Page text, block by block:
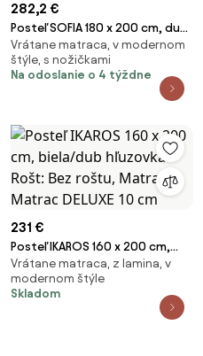
282,2 €
Posteľ SOFIA 180 x 200 cm, dub
hľuzovka Rošt: Bez roštu,
Matrac: Matrac DELUXE 10 cm
Vrátane matraca, v modernom
štýle, s nožičkami
Na odoslanie o 4 týždne
231 €
Posteľ IKAROS 160 x 200 cm,
biela/dub hľuzovka Rošt: Bez
roštu, Matrac: Matrac DELUXE
10 cm
Vrátane matraca, z lamina, v
modernom štýle
Skladom